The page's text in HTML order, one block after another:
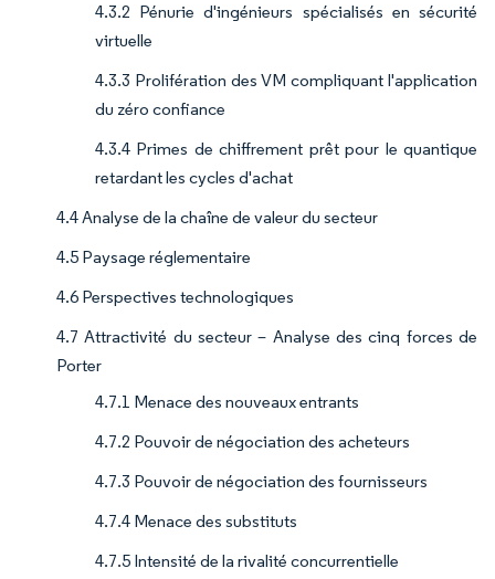
4.3.2 Pénurie d'ingénieurs spécialisés en sécurité
virtuelle
4.3.3 Prolifération des VM compliquant l'application
du zéro confiance
4.3.4 Primes de chiffrement prêt pour le quantique
retardant les cycles d'achat
4.4 Analyse de la chaîne de valeur du secteur
4.5 Paysage réglementaire
4.6 Perspectives technologiques
4.7 Attractivité du secteur – Analyse des cinq forces de
Porter
4.7.1 Menace des nouveaux entrants
4.7.2 Pouvoir de négociation des acheteurs
4.7.3 Pouvoir de négociation des fournisseurs
4.7.4 Menace des substituts
4.7.5 Intensité de la rivalité concurrentielle